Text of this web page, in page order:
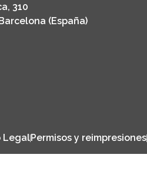
310
(España)
LegalPermisos y reimpresiones